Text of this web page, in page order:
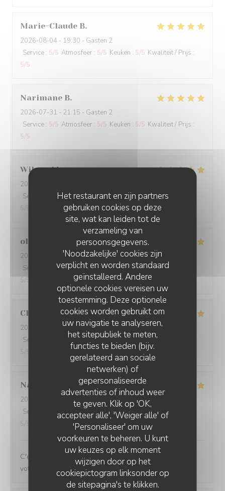
Het restaurant en zijn partners
gebruiken cookies op deze
site, wat kan leiden tot de
verzameling van
persoonsgegevens.
'Noodzakelijke' cookies zijn
verplicht en worden standaard
geïnstalleerd. Andere
optionele cookies vereisen uw
toestemming. Deze optionele
cookies worden gebruikt om
uw navigatie te analyseren,
het sitepubliek te meten,
functies te bieden (bijv.
gerelateerd aan sociale
netwerken) of
gepersonaliseerde
advertenties of inhoud weer
te geven. Klik op 'OK,
accepteer alle', 'Weiger alle' of
'Personaliseer' om uw
voorkeuren te beheren. U kunt
uw keuzes op elk moment
wijzigen door op het
cookiepictogram linksonder op
de sitepagina's te klikken.
Marie-Claude B
2026-08-04 - 19:30 - Gasten 2
Service : 5/5 Atmosfeer : 5/5 Keuken : 5/5 Kwaliteit / Prijs :
5/5
Narimane B
2026-07-31 - 21:15 - Gasten 2
Service : 5/5 Atmosfeer : 5/5 Keuken : 5/5 Kwaliteit / Prijs :
5/5
Wilson M
2026-07-29
Service
/5 Atmosfeer:5/5 Keuken:5/5 Kwaliteit / Prijs
5/5
olivia
2026-07-25
- 20:30 - Gasten 2
Service
/5 Atmosfeer: 5 /5 Keuken : 5/5 Kwaliteit / Prijs
5/5
Christiane A
2026-07-25
- 12:00 - Gasten 4
Service
Atmosfeer: 5/5 Keuken 5/5 Kwaliteit / Prijs
Nathalie
2026-07-16
- 12:00 - Gasten 3
Service
/5 Atmosfeer: 5/5 Keuken: 5/5 Kwaliteit / Prijs
5/5
C'est toujours un plaisir de venir dans votre restaurant
votre accueil mais bien sûr vos plats.